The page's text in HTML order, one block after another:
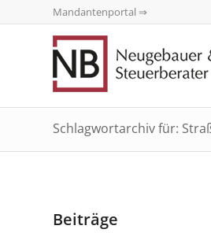
Mandantenportal ⇒
Schlagwortarchiv für:
Beiträge